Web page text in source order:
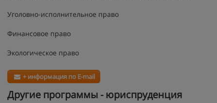
Уголовно-исполнительное право
Финансовое право
Экологическое право
+ информация по E-mail
Другие программы - юриспруденция